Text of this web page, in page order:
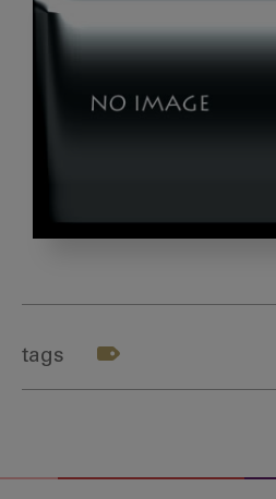
tags